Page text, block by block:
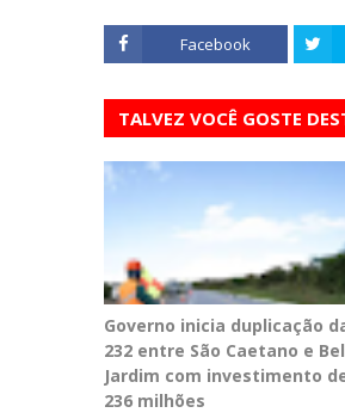
Facebook
TALVEZ VOCÊ GOSTE
Governo inicia duplicação
232 entre São Caetano e
Jardim com investimento
236 milhões